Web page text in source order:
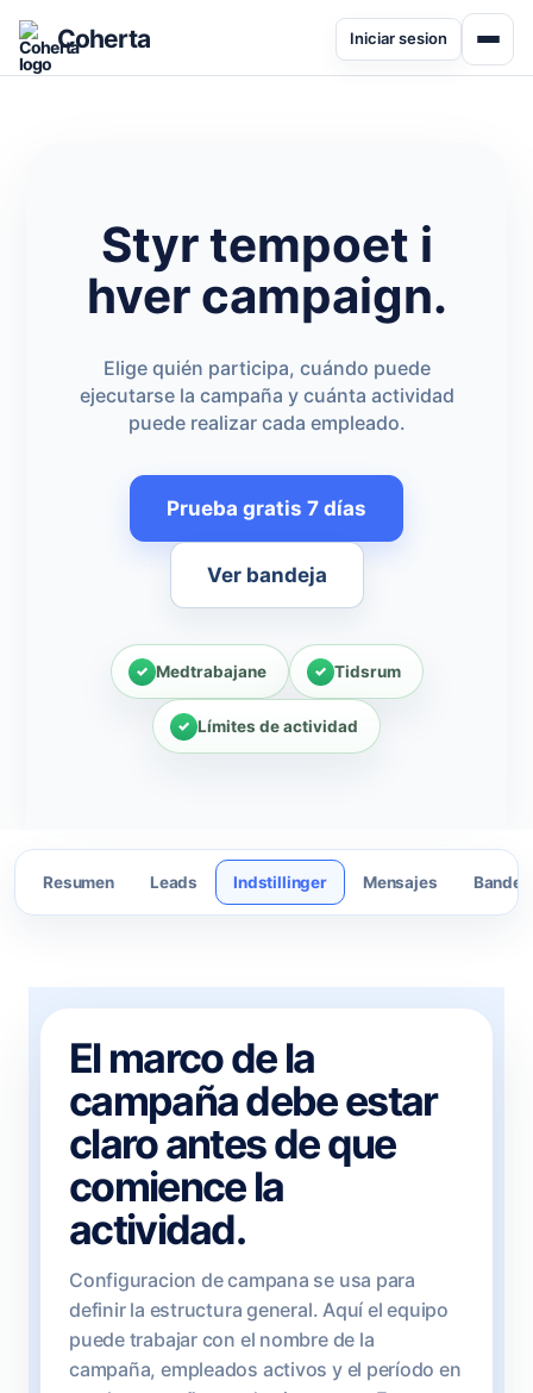
Coherta Iniciar sesion
Styr tempoet i
hver campaign.
Elige quién participa, cuándo puede
ejecutarse la campaña y cuánta actividad
puede realizar cada empleado.
Prueba gratis 7 días
Ver bandeja
Medtrabajane Tidsrum
Límites de actividad
Resumen Leads Indstillinger Mensajes
El marco de la
campaña debe estar
claro antes de que
comience la
actividad.
Configuracion de campana se usa para
definir la estructura general. Aquí el equipo
puede trabajar con el nombre de la
campaña, empleados activos y el período en